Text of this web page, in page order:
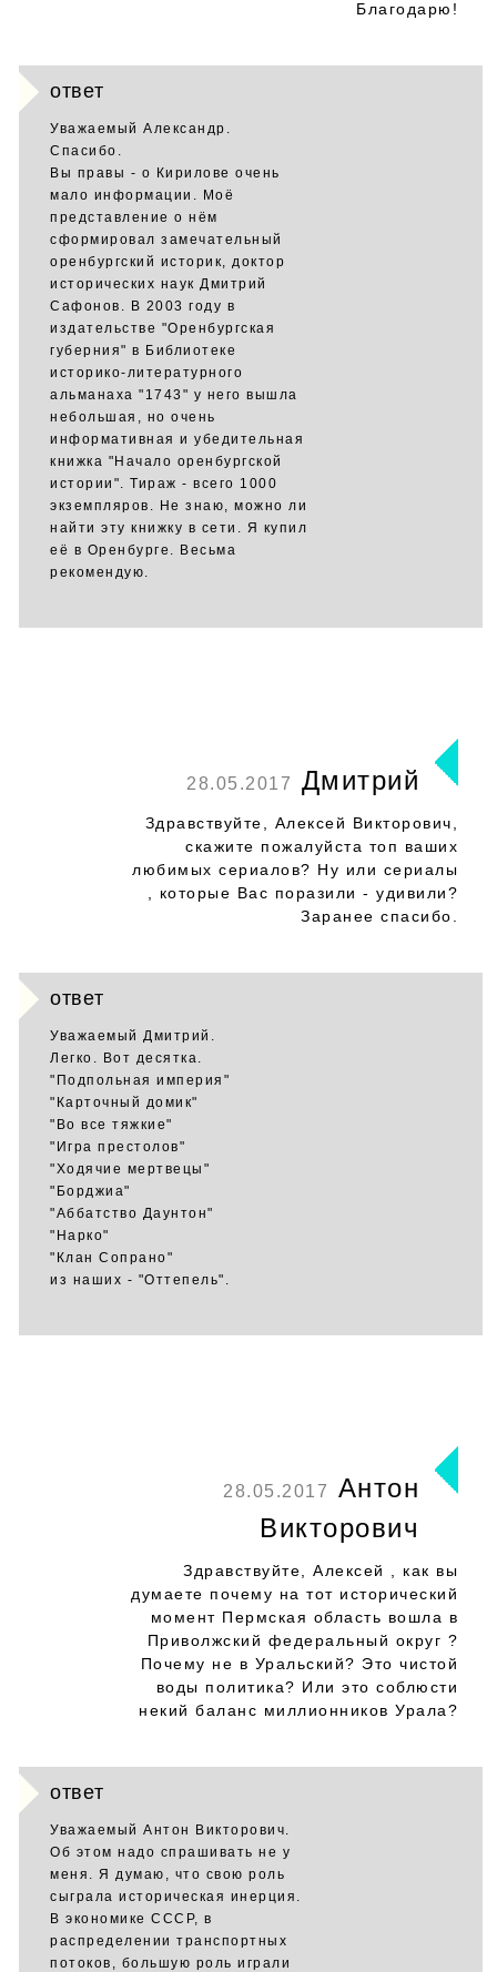
Благодарю!
ответ
Уважаемый Александр.
Спасибо.
Вы правы - о Кирилове очень
мало информации. Моё
представление о нём
сформировал замечательный
оренбургский историк, доктор
исторических наук Дмитрий
Сафонов. В 2003 году в
издательстве "Оренбургская
губерния" в Библиотеке
историко-литературного
альманаха "1743" у него вышла
небольшая, но очень
информативная и убедительная
книжка "Начало оренбургской
истории". Тираж - всего 1000
экземпляров. Не знаю, можно ли
найти эту книжку в сети. Я купил
её в Оренбурге. Весьма
рекомендую.
28.05.2017 Дмитрий
Здравствуйте, Алексей Викторович,
скажите пожалуйста топ ваших
любимых сериалов? Ну или сериалы
, которые Вас поразили - удивили?
Заранее спасибо.
ответ
Уважаемый Дмитрий.
Легко. Вот десятка.
"Подпольная империя"
"Карточный домик"
"Во все тяжкие"
"Игра престолов"
"Ходячие мертвецы"
"Борджиа"
"Аббатство Даунтон"
"Нарко"
"Клан Сопрано"
из наших - "Оттепель".
28.05.2017
Антон
Викторович
Здравствуйте, Алексей , как вы
думаете почему на тот исторический
момент Пермская область вошла в
Приволжский федеральный округ ?
Почему не в Уральский? Это чистой
воды политика? Или это соблюсти
некий баланс миллионников Урала?
ответ
Уважаемый Антон Викторович.
Об этом надо спрашивать не у
меня. Я думаю, что свою роль
сыграла историческая инерция.
В экономике СССР, в
распределении транспортных
потоков, большую роль играли